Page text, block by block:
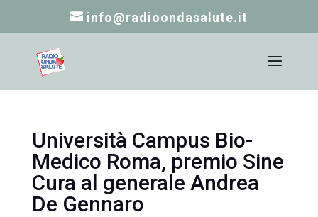
info@radioondasalute.it
Università Campus Bio-
Medico Roma, premio Sine
Cura al generale Andrea
De Gennaro